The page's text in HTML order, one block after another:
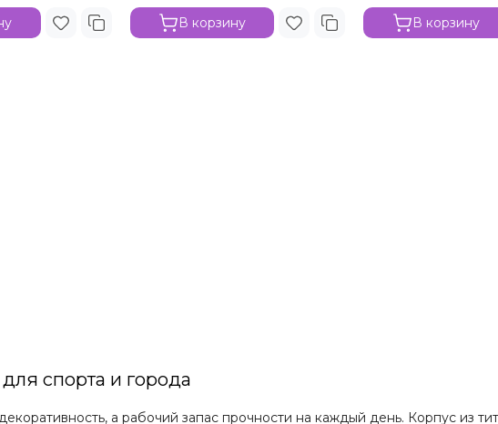
В корзину
В корзину
спорта и города
а рабочий запас прочности на каждый день. Корпус из